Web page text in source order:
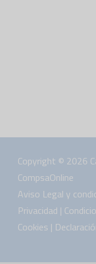
Copyright © 2026
CompsaOnline
Aviso Legal y
Privacidad |
Cookies |